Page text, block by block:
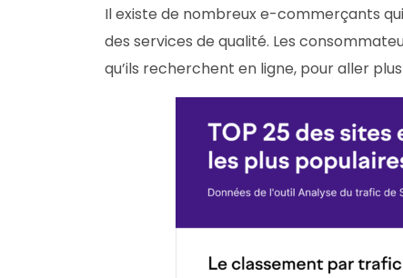
Il existe de nombreux e-commerçants
des services de qualité. Les
qu’ils recherchent en ligne, pour aller